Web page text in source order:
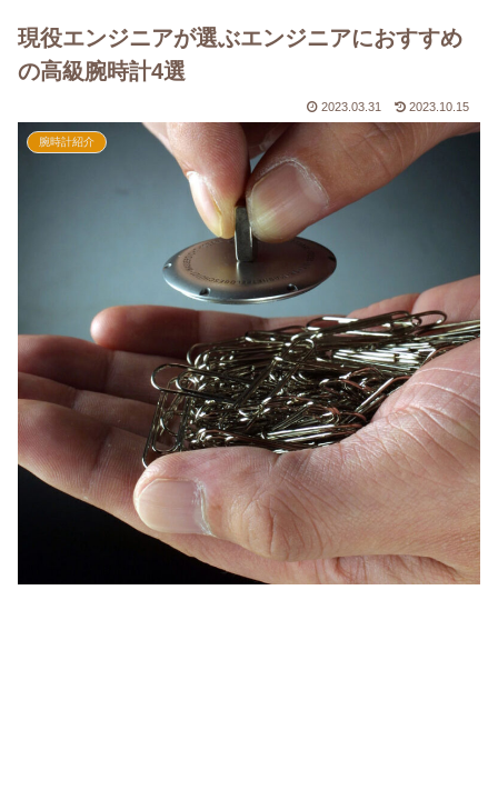
現役エンジニアが選ぶエンジニアにおすすめ
の高級腕時計4選
2023.03.31 2023.10.15
腕時計紹介